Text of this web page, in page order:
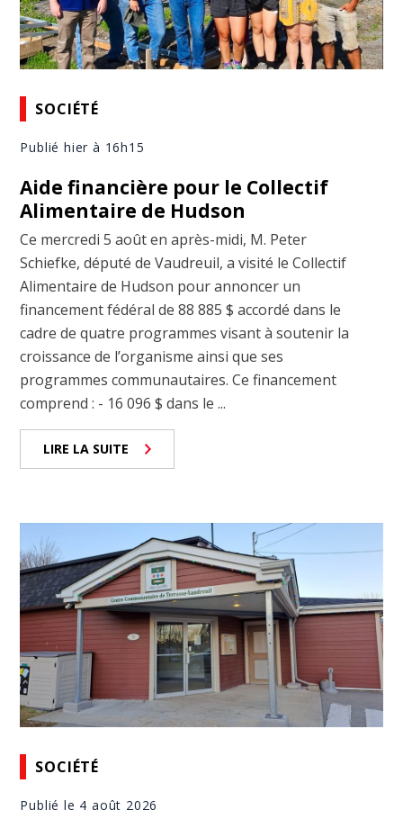
SOCIÉTÉ
Publié hier à 16h15
Aide financière pour le Collectif
Alimentaire de Hudson
Ce mercredi 5 août en après-midi, M. Peter
Schiefke, député de Vaudreuil, a visité le Collectif
Alimentaire de Hudson pour annoncer un
financement fédéral de 88 885 $ accordé dans le
cadre de quatre programmes visant à soutenir la
croissance de l’organisme ainsi que ses
programmes communautaires. Ce financement
comprend : - 16 096 $ dans le ...
LIRE LA SUITE
SOCIÉTÉ
Publié le 4 août 2026